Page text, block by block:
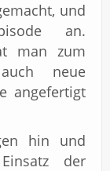
und
an.
man zum
neue
angefertigt
hin und
der